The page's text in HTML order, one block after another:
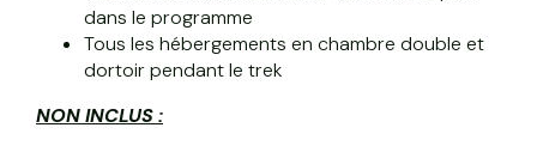
dans le programme
Tous les hébergements en chambre double et
dortoir pendant le trek
NON INCLUS :